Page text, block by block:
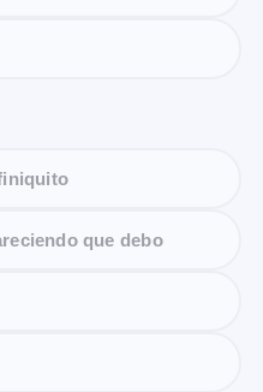
que debo